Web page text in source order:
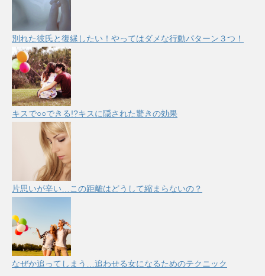
別れた彼氏と復縁したい！やってはダメな行動パターン３つ！
キスで○○できる!?キスに隠された驚きの効果
片思いが辛い…この距離はどうして縮まらないの？
なぜか追ってしまう…追わせる女になるためのテクニック